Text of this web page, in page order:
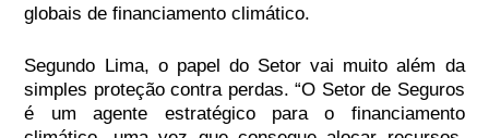
globais de financiamento climático.
Segundo Lima, o papel do Setor vai muito além da
simples proteção contra perdas. “O Setor de Seguros
é um agente estratégico para o financiamento